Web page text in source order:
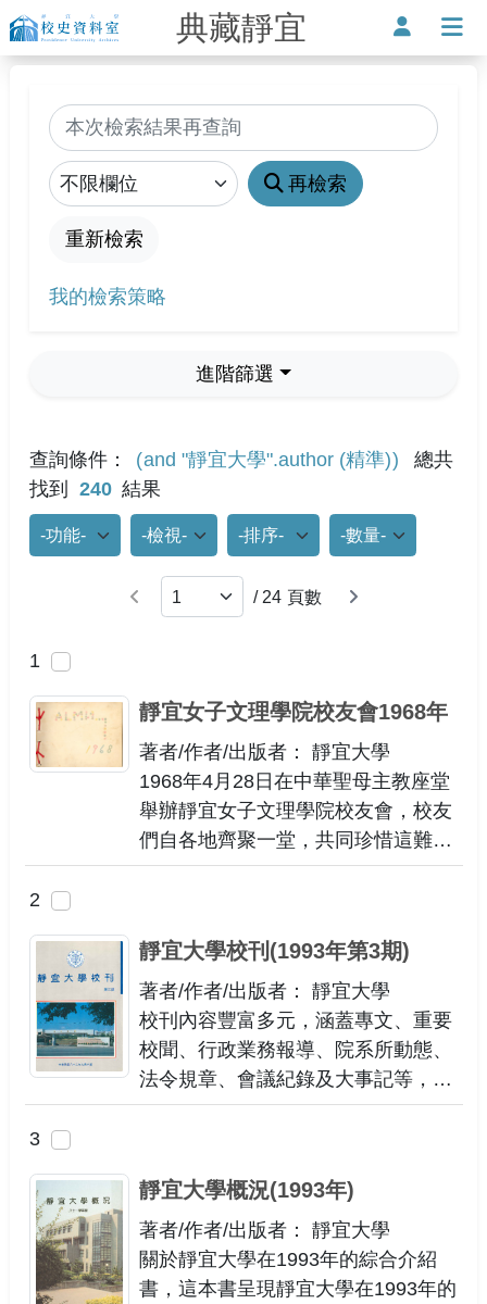
靜宜大學-校史資料室典藏靜宜使用者
搜尋
縮小查詢範圍
再檢索
重新檢索
我的檢索策略
進階篩選
查詢條件： and "靜宜大學".author (精準)
總共
找到
240 結果
功能選項
檢視模式 排列 每頁筆數
上一頁 / 24 頁數 下一頁
1
靜宜女子文理學院校友會1968年
著者/作者/出版者： 靜宜大學
1968年4月28日在中華聖母主教座堂
舉辦靜宜女子文理學院校友會，校友
們自各地齊聚一堂，共同珍惜這難得
的重逢時刻。於餐敘之間回顧往昔、
憶。
2
靜宜大學校刊(1993年第3期)
著者/作者/出版者： 靜宜大學
校刊內容豐富多元，涵蓋專文、重要
校聞、行政業務報導、院系所動態、
法令規章、會議紀錄及大事記等，提
供讀者全面深入的校園資訊。
3
靜宜大學概況(1993年)
著者/作者/出版者： 靜宜大學
關於靜宜大學在1993年的綜合介紹
書，這本書呈現靜宜大學在1993年的